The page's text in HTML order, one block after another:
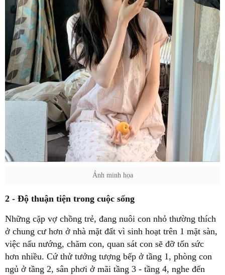
Ảnh minh họa
2 - Độ thuận tiện trong cuộc sống
Những cặp vợ chồng trẻ, đang nuôi con nhỏ thường thích
ở chung cư hơn ở nhà mặt đất vì sinh hoạt trên 1 mặt sàn,
việc nấu nướng, chăm con, quan sát con sẽ đỡ tốn sức
hơn nhiều. Cứ thử tưởng tượng bếp ở tầng 1, phòng con
ngủ ở tầng 2, sân phơi ở mãi tầng 3 - tầng 4, nghe đến